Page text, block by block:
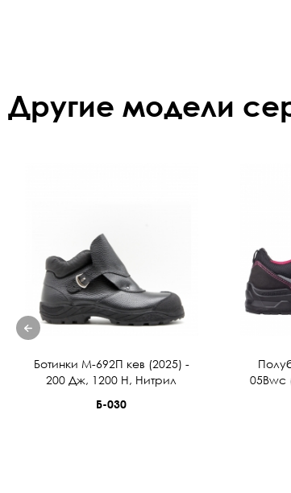
Другие модели
Ботинки М-692П кев (2025) -
200 Дж, 1200 Н, Нитрил
Б-030
05Bwc